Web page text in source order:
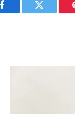
Facebook Twitter